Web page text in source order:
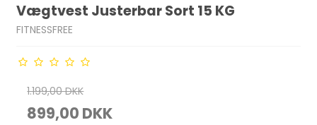
Vægtvest Justerbar Sort 15 KG
FITNESSFREE
1.199,00 DKK
899,00 DKK